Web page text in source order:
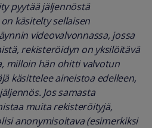
pyytää jäljennöstä
käsitelty sellaisen
videovalvonnassa, jossa
rekisteröidyn on yksilöitävä
milloin hän ohitti valvotun
käsittelee aineistoa edelleen,
Jos samasta
muita rekisteröityjä,
anonymisoitava (esimerkiksi